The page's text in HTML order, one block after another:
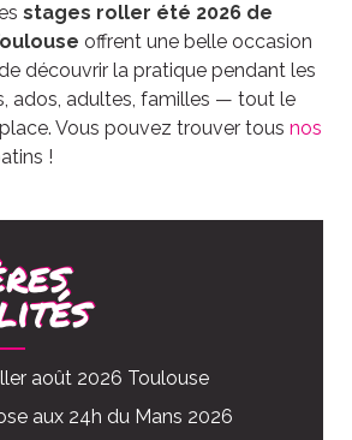
stages roller été 2026 de
offrent une belle occasion
découvrir la pratique pendant les
ados, adultes, familles — tout le
Vous pouvez trouver tous nos
!
août 2026 Toulouse
aux 24h du Mans 2026